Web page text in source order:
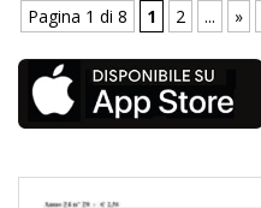
Pagina 1 di 8 1 2 ... »